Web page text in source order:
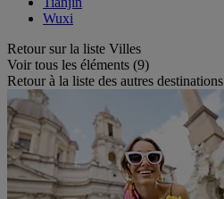
Wuxi
Retour sur la liste Villes
Voir tous les éléments (9)
Retour à la liste des autres destinations